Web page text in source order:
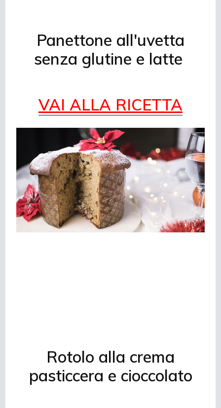
Panettone all'uvetta
senza glutine e latte
VAI ALLA RICETTA
Rotolo alla crema
pasticcera e cioccolato